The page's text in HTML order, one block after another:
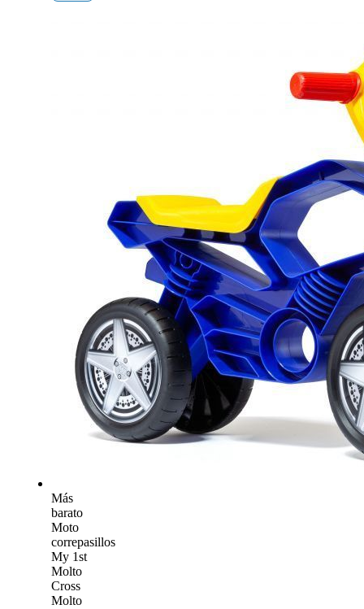
Más
barato
Moto
correpasillos
My 1st
Molto
Cross
Molto